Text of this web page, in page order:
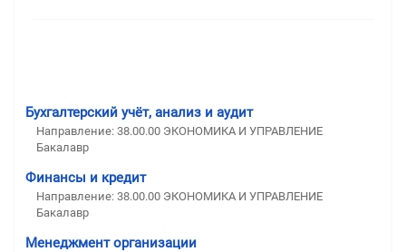
Бухгалтерский учёт, анализ и аудит
Направление: 38.00.00 ЭКОНОМИКА И УПРАВЛЕНИЕ
Бакалавр
Финансы и кредит
Направление: 38.00.00 ЭКОНОМИКА И УПРАВЛЕНИЕ
Бакалавр
Менеджмент организации